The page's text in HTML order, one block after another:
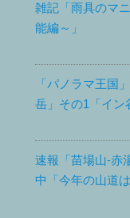
雑記「雨具のマ
能編～」
「パノラマ王国
岳」その1「イン
速報「苗場山-赤
中「今年の山道